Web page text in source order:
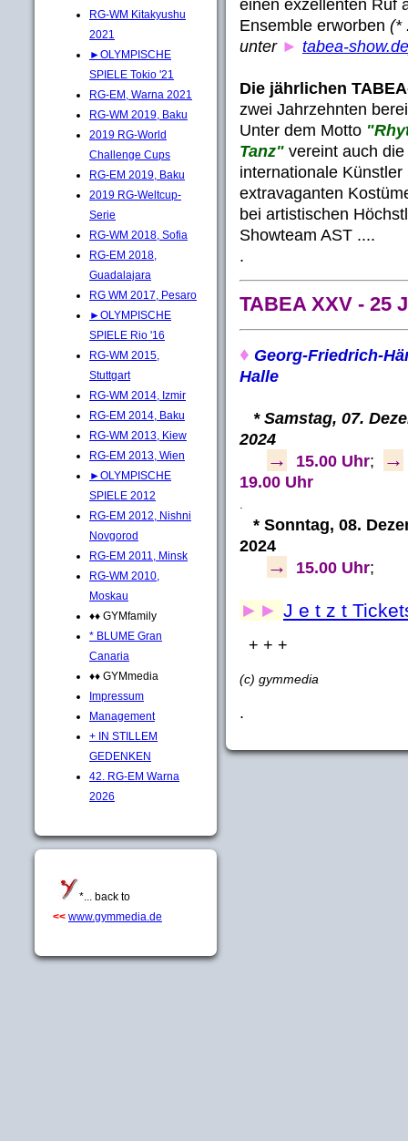
RG-WM Kitakyushu
2021
►OLYMPISCHE
SPIELE Tokio '21
RG-EM, Warna 2021
RG-WM 2019, Baku
2019 RG-World
Challenge Cups
RG-EM 2019, Baku
2019 RG-Weltcup-
Serie
RG-WM 2018, Sofia
RG-EM 2018,
Guadalajara
RG WM 2017, Pesaro
►OLYMPISCHE
SPIELE Rio '16
RG-WM 2015,
Stuttgart
RG-WM 2014, Izmir
RG-EM 2014, Baku
RG-WM 2013, Kiew
RG-EM 2013, Wien
►OLYMPISCHE
SPIELE 2012
RG-EM 2012, Nishni
Novgorod
RG-EM 2011, Minsk
RG-WM 2010,
Moskau
♦♦ GYMfamily
* BLUME Gran
Canaria
♦♦ GYMmedia
Impressum
Management
+ IN STILLEM
GEDENKEN
42. RG-EM Warna
2026
*... back to
<< www.gymmedia.de
einen exzellenten Ruf
Ensemble erworben (*
unter ► tabea-show.de
Die jährlichen
zwei Jahrzehnten
Unter dem Motto
Tanz" vereint auch
internationale
extravaganten
bei artistischen
Showteam AST ....
.
TABEA XXV - 25
♦ Georg-Friedrich-
Halle
* Samstag, 07.
2024
→ 15.00 Uhr; →
19.00 Uhr
* Sonntag, 08.
2024
→ 15.00 Uhr;
►► J e t z t
+ + +
(c) gymmedia
.